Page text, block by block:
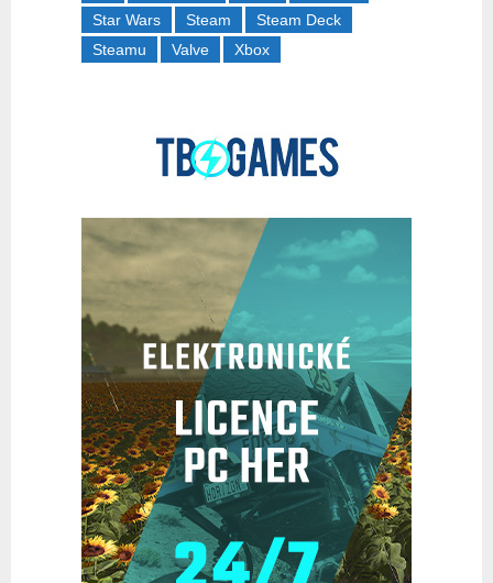
Star Wars
Steam
Steam Deck
Steamu
Valve Xbox